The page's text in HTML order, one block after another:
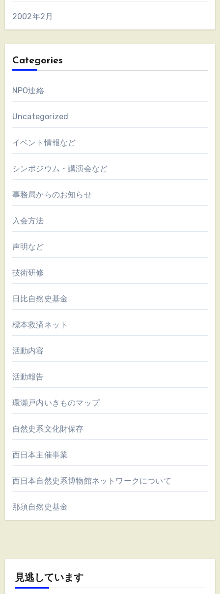
2002年2月
Categories
NPO連絡
Uncategorized
イベント情報など
シンポジウム・講演会など
事務局からのお知らせ
入会方法
声明など
技術研修
日比自然史基金
標本救済ネット
活動内容
活動報告
環瀬戸内いきものマップ
自然史系文化財保存
西日本主催事業
西日本自然史系博物館ネットワークについて
那須自然史基金
見逃しています